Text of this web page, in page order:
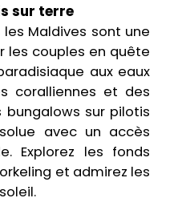
sur terre
Maldives sont une
les couples en quête
aux eaux
coralliennes et des
bungalows sur pilotis
avec un accès
Explorez les fonds
et admirez les